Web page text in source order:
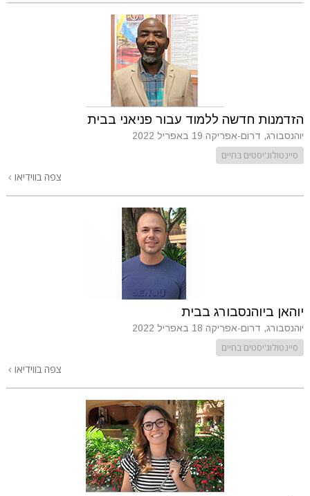
הזדמנות חדשה ללמוד עבור פניאני בבית
יוהנסבורג, דרום-אפריקה 19 באפריל 2022
סיינטולוג'יסטים בחיים
צפה בווידיאו
יוהאן ביוהנסבורג בבית
יוהנסבורג, דרום-אפריקה 18 באפריל 2022
סיינטולוג'יסטים בחיים
צפה בווידיאו